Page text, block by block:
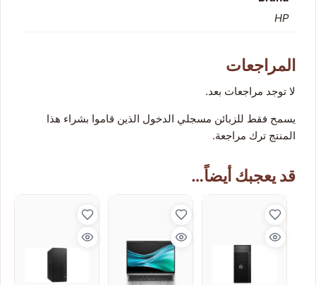
HP
المراجعات
لا توجد مراجعات بعد.
يسمح فقط للزبائن مسجلي الدخول الذين قاموا بشراء هذا
المنتج ترك مراجعة.
قد يعجبك أيضاً…